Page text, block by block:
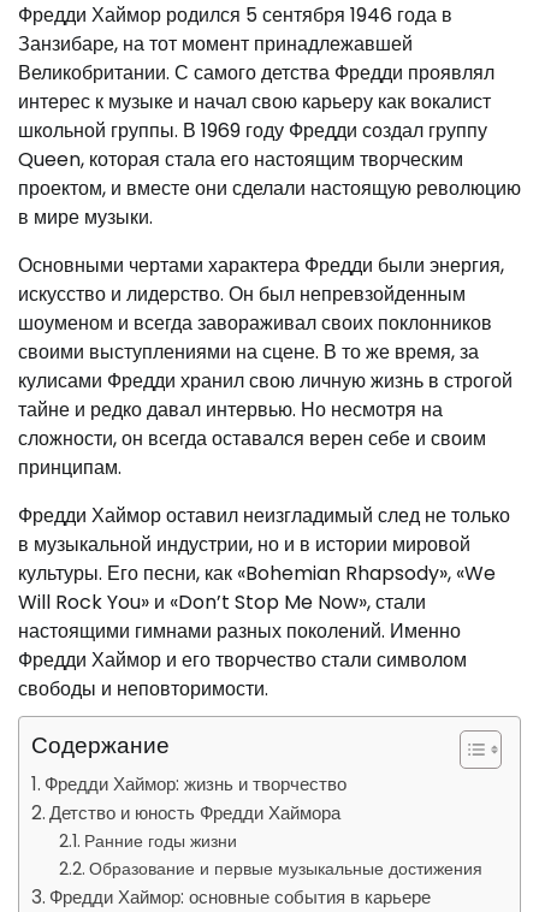
Фредди Хаймор родился 5 сентября 1946 года в
Занзибаре, на тот момент принадлежавшей
Великобритании. С самого детства Фредди проявлял
интерес к музыке и начал свою карьеру как вокалист
школьной группы. В 1969 году Фредди создал группу
Queen, которая стала его настоящим творческим
проектом, и вместе они сделали настоящую революцию
в мире музыки.
Основными чертами характера Фредди были энергия,
искусство и лидерство. Он был непревзойденным
шоуменом и всегда завораживал своих поклонников
своими выступлениями на сцене. В то же время, за
кулисами Фредди хранил свою личную жизнь в строгой
тайне и редко давал интервью. Но несмотря на
сложности, он всегда оставался верен себе и своим
принципам.
Фредди Хаймор оставил неизгладимый след не только
в музыкальной индустрии, но и в истории мировой
культуры. Его песни, как «Bohemian Rhapsody», «We
Will Rock You» и «Don’t Stop Me Now», стали
настоящими гимнами разных поколений. Именно
Фредди Хаймор и его творчество стали символом
свободы и неповторимости.
Содержание
Фредди Хаймор: жизнь и творчество
Детство и юность Фредди Хаймора
Ранние годы жизни
Образование и первые музыкальные достижения
Фредди Хаймор: основные события в карьере